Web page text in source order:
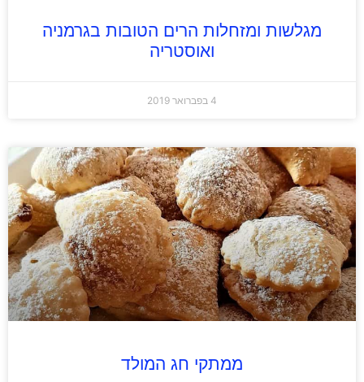
מגלשות ומזחלות הרים הטובות בגרמניה
ואוסטריה
4 בפברואר 2019
ממתקי חג המולד